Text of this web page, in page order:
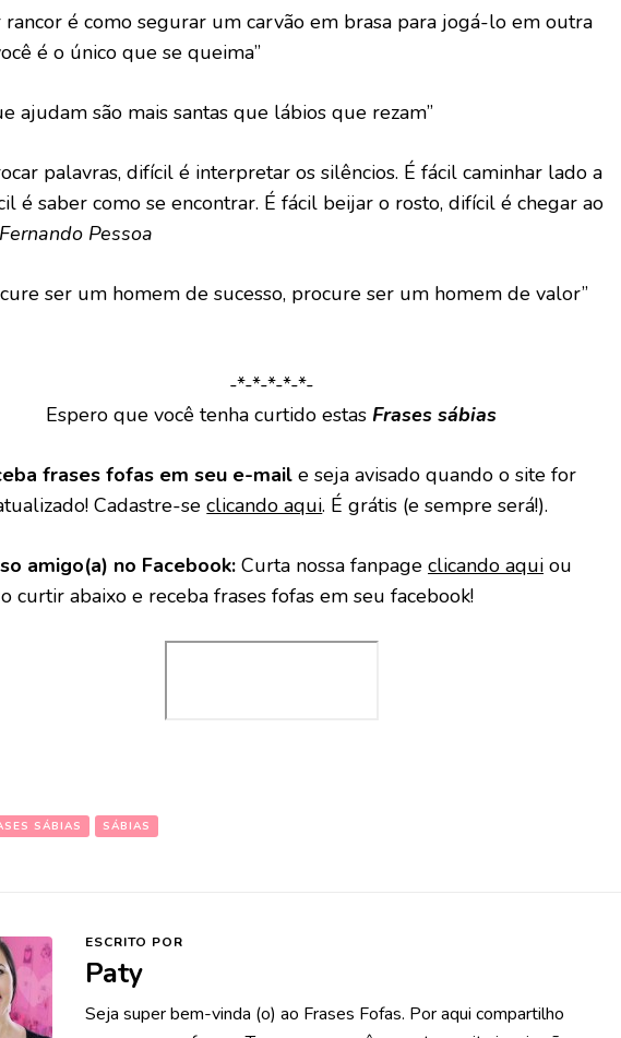
rancor é como segurar um carvão em brasa para jogá-lo em outra
é o único que se queima”
ajudam são mais santas que lábios que rezam”
palavras, difícil é interpretar os silêncios. É fácil caminhar lado a
é saber como se encontrar. É fácil beijar o rosto, difícil é chegar ao
Fernando Pessoa
ser um homem de sucesso, procure ser um homem de valor”
-*-*-*-*-*-
Espero que você tenha curtido estas Frases sábias
frases fofas em seu e-maile seja avisado quando o site for
Cadastre-seclicando aqui. É grátis (e sempre será!).
amigo(a) no Facebook: Curta nossa fanpage clicando aqui ou
curtir abaixo e receba frases fofas em seu facebook!
SÁBIAS SÁBIAS
ESCRITO POR
Paty
Seja super bem-vinda (o) ao Frases Fofas. Por aqui compartilho